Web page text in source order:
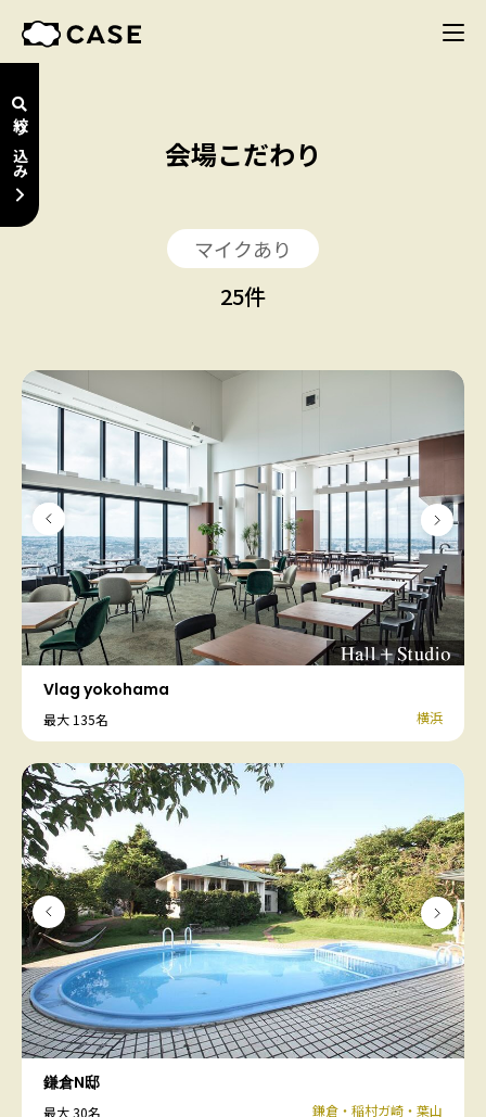
絞り込み 会場こだわり
マイクあり
25件
Vlag yokohama
最大 135名 横浜
鎌倉N邸
最大 30名 鎌倉・稲村ガ崎・葉山